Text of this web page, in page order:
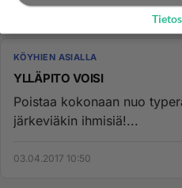
KÖYHIEN ASIALLA
YLLÄPITO VOISI
Poistaa kokonaan nuo typerät riita
järkeviäkin ihmisiä!...
03.04.2017 10:50